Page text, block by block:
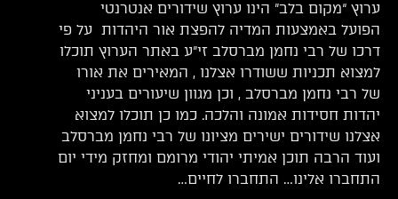
ערוץ “מקום בלב” הינו ערוץ שידורים אנטרנטי
הפועל באמצעות המדיה להפצת אור היהדות על פי
דרכו של רבי נחמן מברסלב זי”ע באתר הערוץ תוכלו
למצוא תכניות ששודרו אצלנו , המאירים את אורו
של רבי נחמן מברסלב , וכן מגוון שיעורים בעניני
יהדות חסידות אמונה והלכה. כמו כן תוכלו למצוא
אצלנו שידורים ישירים מציונו של רבי נחמן מברסלב
ועוד הרבה תוכן אמיתי יהודי מרומם ומחזק מידי יום
התחברו אלינו… התחברו לחיים…